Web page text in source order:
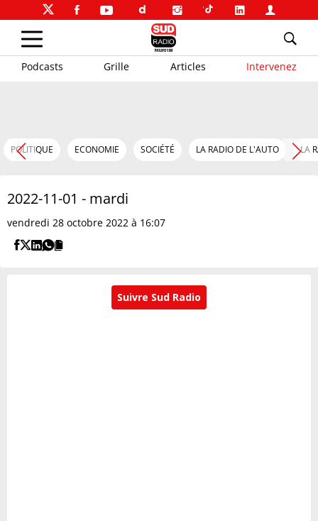
Podcasts Grille Articles Intervenez
POLITIQUE ECONOMIE SOCIÉTÉ LA RADIO DE L'AUTO LA
2022-11-01 - mardi
vendredi 28 octobre 2022 à 16:07
Suivre Sud Radio